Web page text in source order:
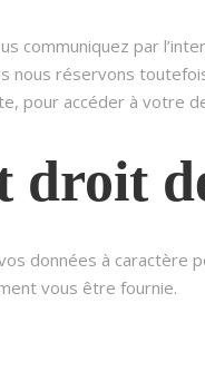
communiquez par
réservons
pour accéder à votre
droit
données à
vous être fournie.